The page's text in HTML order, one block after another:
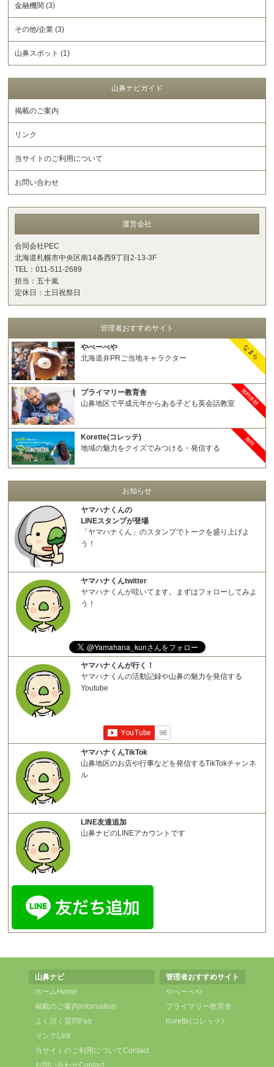
金融機関 (3)
その他/企業 (3)
山鼻スポット (1)
山鼻ナビガイド
掲載のご案内
リンク
当サイトのご利用について
お問い合わせ
運営会社
合同会社PEC
北海道札幌市中央区南14条西9丁目2-13-3F
TEL：011-511-2689
担当：五十嵐
定休日：土日祝祭日
管理者おすすめサイト
やべーべや
北海道弁PRご当地キャラクター
なまら
プライマリー教育舎
山鼻地区で平成元年からある子ども英会話教室 無料体験
Korette(コレッテ)
地域の魅力をクイズでみつける・発信する
無料
お知らせ
ヤマハナくんの
LINEスタンプが登場
「ヤマハナくん」のスタンプでトークを盛り上げよ
う！
ヤマハナくんtwitter
ヤマハナくんが呟いてます。まずはフォローしてみよ
う！
ヤマハナくんが行く！
ヤマハナくんの活動記録や山鼻の魅力を発信する
Youtube
ヤマハナくんTikTok
山鼻地区のお店や行事などを発信するTikTokチャンネ
ル
LINE友達追加
山鼻ナビのLINEアカウントです
山鼻ナビ
ホーム Home
掲載のご案内 Information
よく頂く質問 Faq
リンク Link
当サイトのご利用についてContact
お問い合わせContact
管理者おすすめサイト
やべーべや
プライマリー教育舎
Korette(コレッテ)